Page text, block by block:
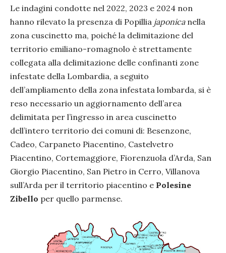
Le indagini condotte nel 2022, 2023 e 2024 non
hanno rilevato la presenza di Popillia japonicanella
zona cuscinetto ma, poiché la delimitazione del
territorio emiliano-romagnolo è strettamente
collegata alla delimitazione delle confinanti zone
infestate della Lombardia, a seguito
dell’ampliamento della zona infestata lombarda, si è
reso necessario un aggiornamento dell’area
delimitata per l’ingresso in area cuscinetto
dell’intero territorio dei comuni di: Besenzone,
Cadeo, Carpaneto Piacentino, Castelvetro
Piacentino, Cortemaggiore, Fiorenzuola d’Arda, San
Giorgio Piacentino, San Pietro in Cerro, Villanova
sull’Arda per il territorio piacentino e Polesine
Zibello per quello parmense.